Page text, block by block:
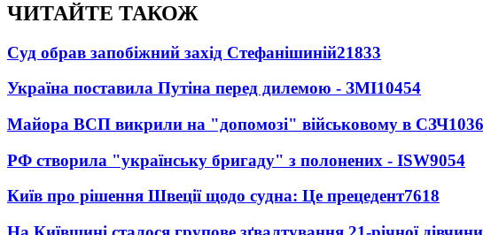
ЧИТАЙТЕ ТАКОЖ
Суд обрав запобіжний захід Стефанішиній21833
Україна поставила Путіна перед дилемою - ЗМІ10454
Майора ВСП викрили на "допомозі" військовому в СЗЧ
РФ створила "українську бригаду" з полонених - ISW9054
Київ про рішення Швеції щодо судна: Це прецедент7618